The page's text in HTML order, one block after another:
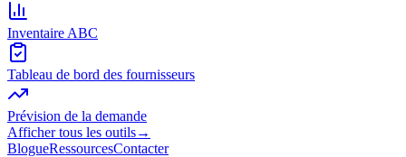
Inventaire ABC
Tableau de bord des fournisseurs
Prévision de la demande
Afficher tous les outils→
BlogueRessourcesContacter